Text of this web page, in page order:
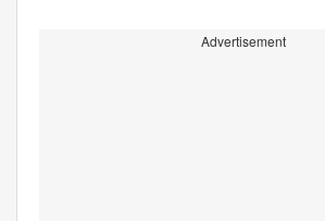
Advertisement